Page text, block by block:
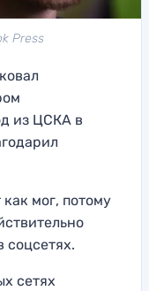
Press
из ЦСКА в
мог, потому
соцсетях.
сетях